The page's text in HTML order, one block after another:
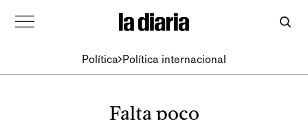
Política Política internacional
Falta poco